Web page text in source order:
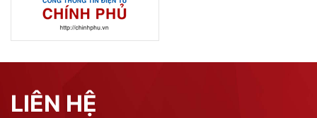
LIÊN HỆ